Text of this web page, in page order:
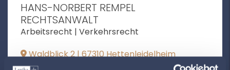
HANS-NORBERT REMPEL
RECHTSANWALT
Arbeitsrecht | Verkehrsrecht
Waldblick 2 | 67310 Hettenleidelheim